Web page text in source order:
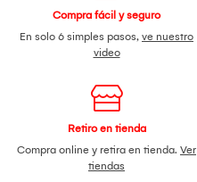
Compra fácil y seguro
En solo 6 simples pasos, ve nuestro
video
Retiro en tienda
Compra online y retira en tienda. Ver
tiendas